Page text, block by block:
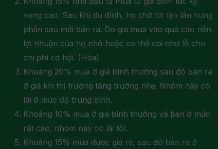
vọng cao. Sau khi đu đỉnh, họ chờ tới tận lần hưng
phấn sau mới bán ra. Do giá mua vào quá cao nên
lợi nhuận của họ nhỏ hoặc có thể coi như lỗ cho
chi phí cơ hội. (Hòa)
Khoảng 20% mua ở giá bình thường sau đó bán ra
ở giá khi thị trường tăng trưởng nhẹ. Nhóm này có
lãi ở mức độ trung bình.
Khoảng 10% mua ở giá bình thường và bán ở mức
rất cao, nhóm này có lãi tốt.
Khoảng 15% mua được giá rẻ, sau đó bán ra ở